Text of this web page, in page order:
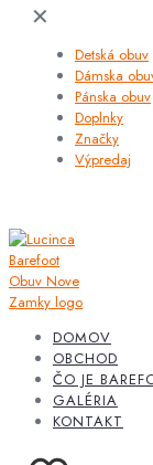
✕
Detská obuv
Dámska
Pánska obuv
Doplnky
Značky
Výpredaj
DOMOV
OBCHOD
ČO JE
GALÉRIA
KONTAKT